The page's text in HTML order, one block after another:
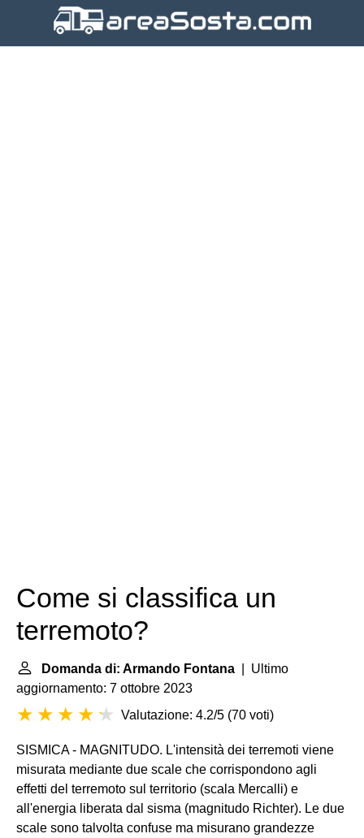
Come si classifica un
terremoto?
Domanda di: Armando Fontana | Ultimo
aggiornamento: 7 ottobre 2023
Valutazione: 4.2/5 (70 voti)
SISMICA - MAGNITUDO. L'intensità dei terremoti viene
misurata mediante due scale che corrispondono agli
effetti del terremoto sul territorio (scala Mercalli) e
all'energia liberata dal sisma (magnitudo Richter). Le due
scale sono talvolta confuse ma misurano grandezze